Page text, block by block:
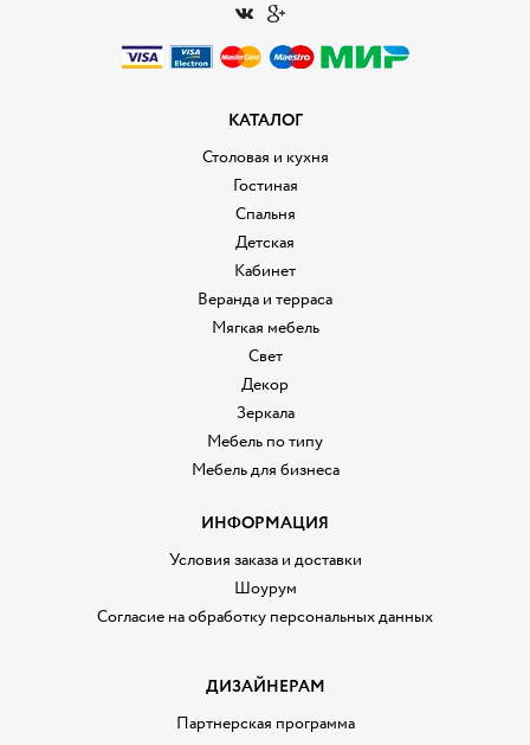
КАТАЛОГ
Столовая и кухня
Гостиная
Спальня
Детская
Кабинет
Веранда и терраса
Мягкая мебель
Свет
Декор
Зеркала
Мебель по типу
Мебель для бизнеса
ИНФОРМАЦИЯ
Условия заказа и доставки
Шоурум
Согласие на обработку персональных данных
ДИЗАЙНЕРАМ
Партнерская программа